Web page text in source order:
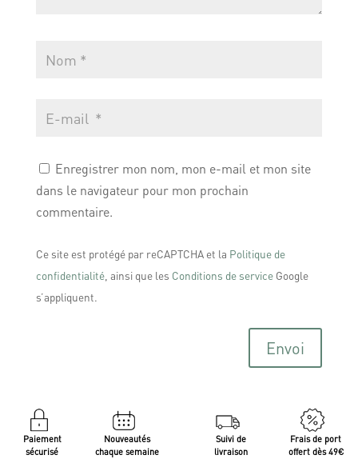
Enregistrer mon nom, mon e-mail et mon site
dans le navigateur pour mon prochain
commentaire.
Ce site est protégé par reCAPTCHA et la Politique de
confidentialité, ainsi que les Conditions de serviceGoogle
s’appliquent.
Envoi
Paiement
sécurisé
Nouveautés
chaque semaine
Suivi de
livraison
Frais de port
offert dès 49€